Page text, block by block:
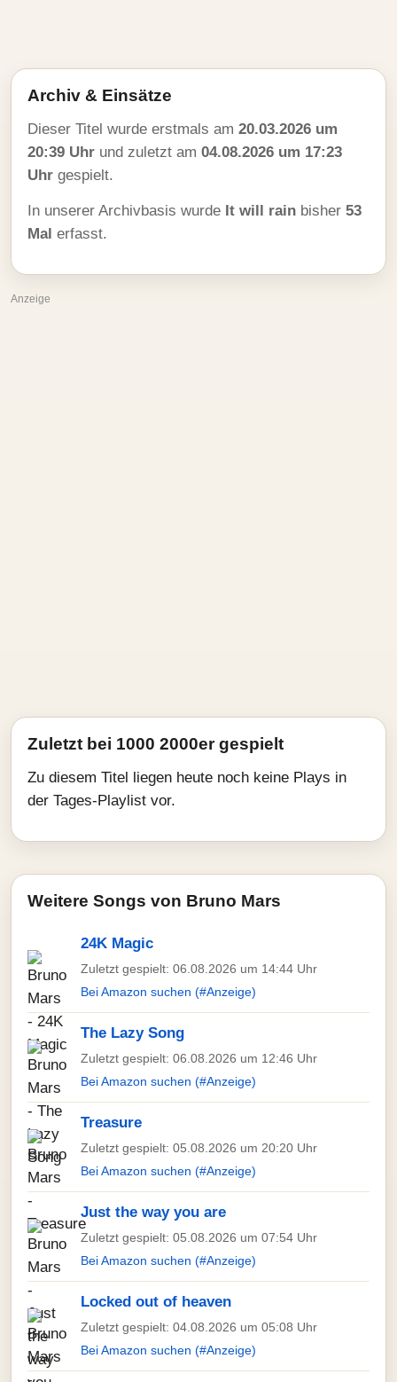
Archiv & Einsätze
Dieser Titel wurde erstmals am 20.03.2026 um
20:39 Uhr und zuletzt am 04.08.2026 um 17:23
Uhr gespielt.
In unserer Archivbasis wurde It will rain bisher 53
Mal erfasst.
Anzeige
Zuletzt bei 1000 2000er gespielt
Zu diesem Titel liegen heute noch keine Plays in
der Tages-Playlist vor.
Weitere Songs von Bruno Mars
24K Magic
Zuletzt gespielt: 06.08.2026 um 14:44 Uhr
Bei Amazon suchen (#Anzeige)
The Lazy Song
Zuletzt gespielt: 06.08.2026 um 12:46 Uhr
Bei Amazon suchen (#Anzeige)
Treasure
Zuletzt gespielt: 05.08.2026 um 20:20 Uhr
Bei Amazon suchen (#Anzeige)
Just the way you are
Zuletzt gespielt: 05.08.2026 um 07:54 Uhr
Bei Amazon suchen (#Anzeige)
Locked out of heaven
Zuletzt gespielt: 04.08.2026 um 05:08 Uhr
Bei Amazon suchen (#Anzeige)